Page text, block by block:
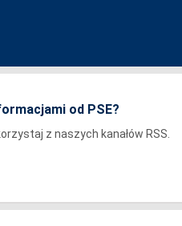
od PSE?
z naszych kanałów RSS.